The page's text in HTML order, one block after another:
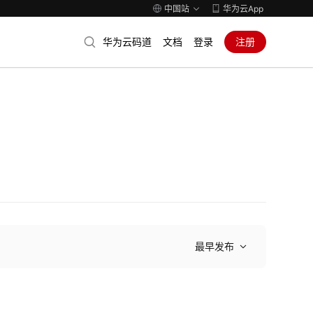
中国站 华为云App
华为云码道 文档 登录 注册
最早发布